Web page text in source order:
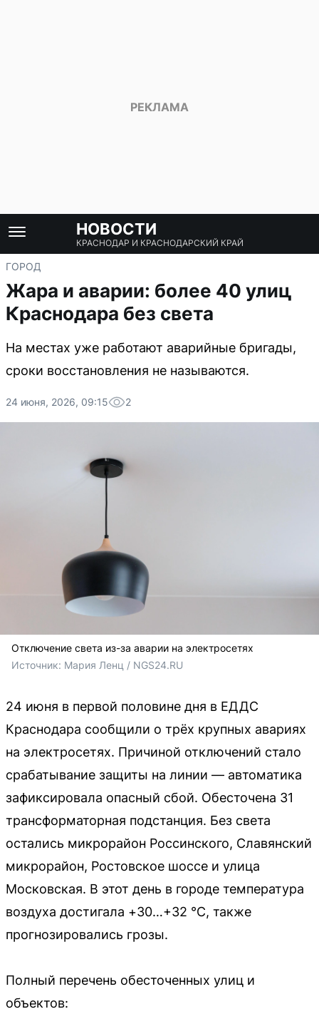
НОВОСТИ
КРАСНОДАР И КРАСНОДАРСКИЙ КРАЙ
ГОРОД
Жара и аварии: более 40 улиц
Краснодара без света
На местах уже работают аварийные бригады,
сроки восстановления не называются.
24 июня, 2026, 09:15 2
Отключение света из-за аварии на электросетях
Источник: Мария Ленц / NGS24.RU
24 июня в первой половине дня в ЕДДС
Краснодара сообщили о трёх крупных авариях
на электросетях. Причиной отключений стало
срабатывание защиты на линии — автоматика
зафиксировала опасный сбой. Обесточена 31
трансформаторная подстанция. Без света
остались микрорайон Россинского, Славянский
микрорайон, Ростовское шоссе и улица
Московская. В этот день в городе температура
воздуха достигала +30…+32 °С, также
прогнозировались грозы.
Полный перечень обесточенных улиц и
объектов: